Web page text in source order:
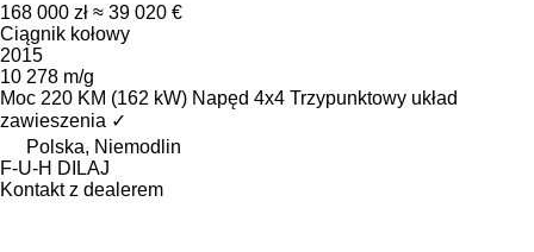
168 000 zł ≈ 39 020 €
Ciągnik kołowy
2015
10 278 m/g
Moc 220 KM (162 kW) Napęd 4x4 Trzypunktowy układ
zawieszenia ✓
Polska, Niemodlin
F-U-H DILAJ
Kontakt z dealerem